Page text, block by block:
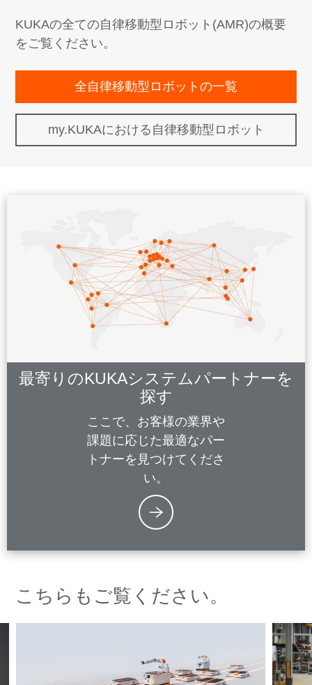
KUKAの全ての自律移動型ロボット(AMR)の概要
をご覧ください。
全自律移動型ロボットの一覧
my.KUKAにおける自律移動型ロボット
最寄りのKUKAシステムパートナーを
探す
ここで、お客様の業界や
課題に応じた最適なパー
トナーを見つけてくださ
い。
こちらもご覧ください。